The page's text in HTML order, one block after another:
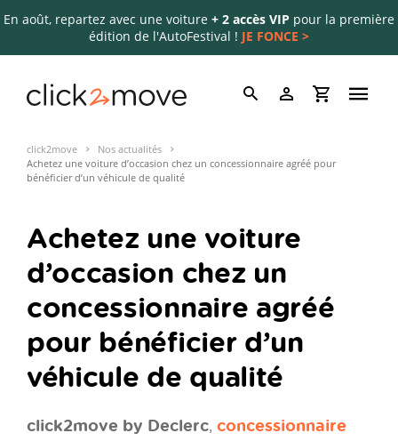
En août, repartez avec une voiture + 2 accès VIP pour la première
édition de l'AutoFestival ! JE FONCE >
click2move
Nos actualités
Achetez une voiture d’occasion chez un concessionnaire agréé pour
bénéficier d’un véhicule de qualité
Achetez une voiture
d’occasion chez un
concessionnaire agréé
pour bénéficier d’un
véhicule de qualité
click2move by Declerc, concessionnaire